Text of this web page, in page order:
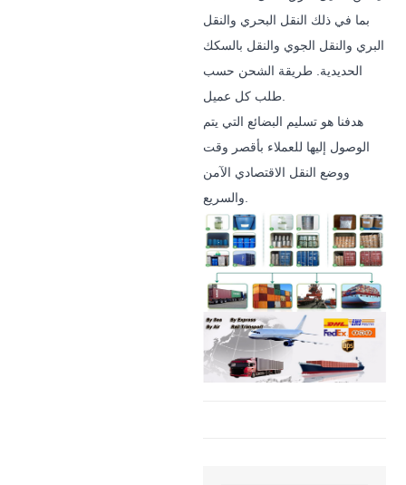
بما في ذلك النقل البحري والنقل
البري والنقل الجوي والنقل بالسكك
الحديدية. طريقة الشحن حسب
هدفنا هو تسليم البضائع التي يتم
الوصول إليها للعملاء بأقصر وقت
ووضع النقل الاقتصادي الآمن